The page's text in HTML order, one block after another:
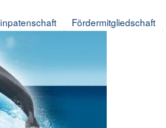
Fördermitgliedschaft